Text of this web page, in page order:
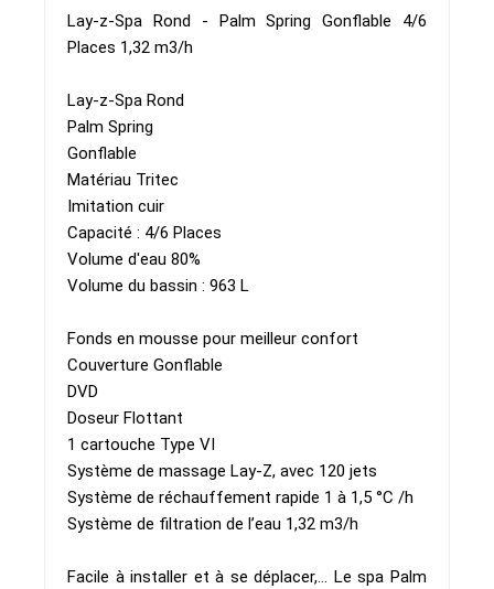
Lay-z-Spa Rond - Palm Spring Gonflable 4/6
Places 1,32 m3/h
Lay-z-Spa Rond
Palm Spring
Gonflable
Matériau Tritec
Imitation cuir
Capacité : 4/6 Places
Volume d'eau 80%
Volume du bassin : 963 L
Fonds en mousse pour meilleur confort
Couverture Gonflable
DVD
Doseur Flottant
1 cartouche Type VI
Système de massage Lay-Z, avec 120 jets
Système de réchauffement rapide 1 à 1,5 °C /h
Système de filtration de l’eau 1,32 m3/h
Facile à installer et à se déplacer,... Le spa Palm